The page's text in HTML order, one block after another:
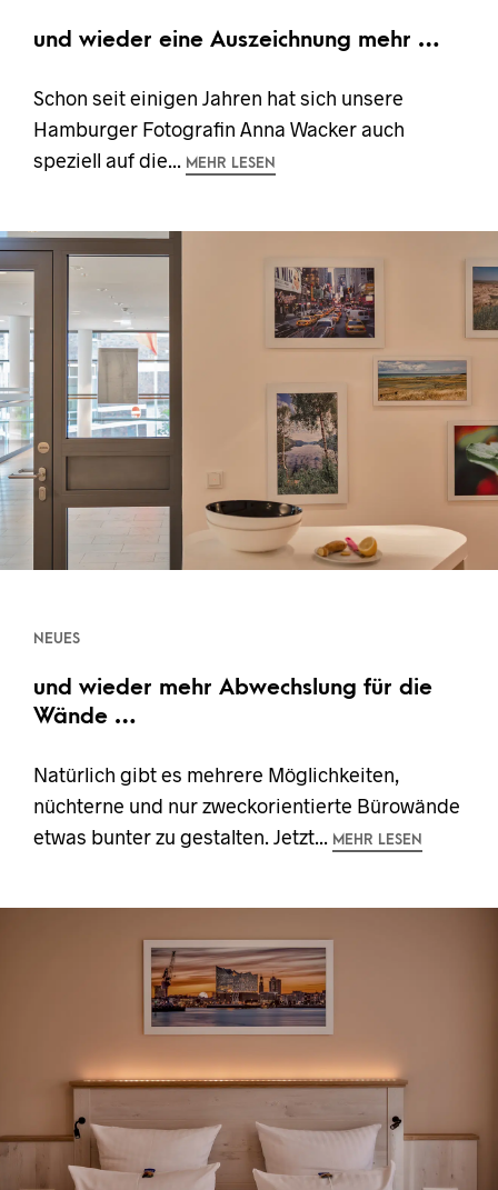
und wieder eine Auszeichnung mehr …
Schon seit einigen Jahren hat sich unsere
Hamburger Fotografin Anna Wacker auch
speziell auf die... MEHR LESEN
NEUES
und wieder mehr Abwechslung für die
Wände …
Natürlich gibt es mehrere Möglichkeiten,
nüchterne und nur zweckorientierte Bürowände
etwas bunter zu gestalten. Jetzt... MEHR LESEN